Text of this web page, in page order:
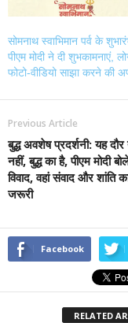
सोमनाथ स्वाभिमान पर्व के
पीएम मोदी ने दी शुभकामनाएं,
फोटो-वीडियो साझा करने की
Previous Article
बुद्ध अवशेष प्रदर्शनी: यह दौर
नहीं, बुद्ध का है, पीएम मोदी
विवाद, वहां संवाद और शांति का
जरूरी
Facebook
RELATED